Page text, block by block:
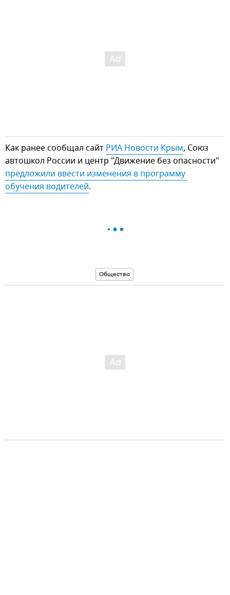
Как ранее сообщал сайт РИА Новости Крым, Союз
автошкол России и центр "Движение без опасности"
предложили ввести изменения в программу
обучения водителей.
Общество